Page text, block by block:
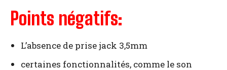
Points négatifs:
L’absence de prise jack 3,5mm
certaines fonctionnalités, comme le son